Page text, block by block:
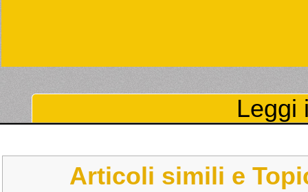
Leggi
Articoli simili e